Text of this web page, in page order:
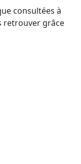
consultées à
retrouver grâce